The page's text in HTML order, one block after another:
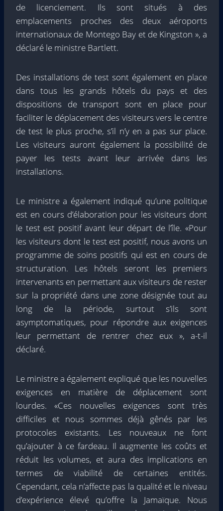
de licenciement. Ils sont situés à des
emplacements proches des deux aéroports
internationaux de Montego Bay et de Kingston », a
déclaré le ministre Bartlett.
Des installations de test sont également en place
dans tous les grands hôtels du pays et des
dispositions de transport sont en place pour
faciliter le déplacement des visiteurs vers le centre
de test le plus proche, s’il n’y en a pas sur place.
Les visiteurs auront également la possibilité de
payer les tests avant leur arrivée dans les
installations.
Le ministre a également indiqué qu’une politique
est en cours d’élaboration pour les visiteurs dont
le test est positif avant leur départ de l’île. «Pour
les visiteurs dont le test est positif, nous avons un
programme de soins positifs qui est en cours de
structuration. Les hôtels seront les premiers
intervenants en permettant aux visiteurs de rester
sur la propriété dans une zone désignée tout au
long de la période, surtout s’ils sont
asymptomatiques, pour répondre aux exigences
leur permettant de rentrer chez eux », a-t-il
déclaré.
Le ministre a également expliqué que les nouvelles
exigences en matière de déplacement sont
lourdes. «Ces nouvelles exigences sont très
difficiles et nous sommes déjà gênés par les
protocoles existants. Les nouveaux ne font
qu’ajouter à ce fardeau. Il augmente les coûts et
réduit les volumes, et aura des implications en
termes de viabilité de certaines entités.
Cependant, cela n’affecte pas la qualité et le niveau
d’expérience élevé qu’offre la Jamaïque. Nous